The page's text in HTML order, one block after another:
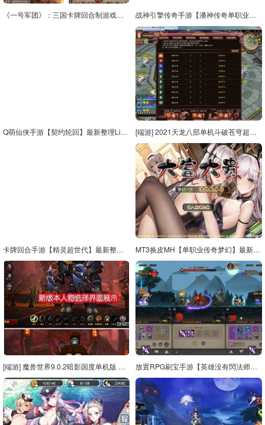
《一号军团》：三国卡牌回合制游戏，提供一号军团VM镜像一键端+Linux学习手工端、通用视频教程和CDK授权后台，支持安卓和iOS双端（苹果双端） 战神引擎传奇手游【潘神传奇单职业七大陆】最新整理Win半手工服务端+GM授权后台+安卓苹果双端
Q萌仙侠手游【契约轮回】最新整理Linux手工服务端+运营后台 [端游] 2021天龙八部单机斗破苍穹超变轮回单机版一键端带GM工具新版
卡牌回合手游【精灵超世代】最新整理Linux手工服务端+GM后台 MT3换皮MH【单职业传奇梦幻】最新整理单机一键即玩镜像端+Linux手工服务端+安卓苹果双端+GM后台+详细搭建教程+全套源码
[端游] 魔兽世界9.0.2暗影国度单机版 免虚拟机 魔兽世界9.0.2单机版 WOW单机版 放置RPG刷宝手游【英雄没有閃法师单职业]最新整理单机一键即玩镜像端+Linux手工服务端+网页注册+加解密工具+管理后台+CDK授权后台+安卓+详细搭建教程+视频教程